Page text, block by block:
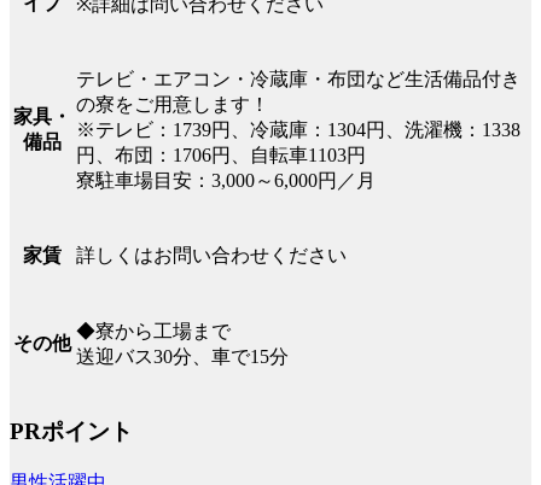
※詳細は問い合わせください
家具・
備品
テレビ・エアコン・冷蔵庫・布団など生活備品付き
の寮をご用意します！
※テレビ：1739円、冷蔵庫：1304円、洗濯機：1338
円、布団：1706円、自転車1103円
寮駐車場目安：3,000～6,000円／月
家賃 詳しくはお問い合わせください
その他
◆寮から工場まで
送迎バス30分、車で15分
PRポイント